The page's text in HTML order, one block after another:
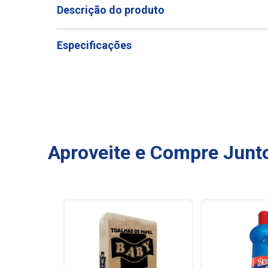
Descrição do produto
Especificações
Aproveite e Compre